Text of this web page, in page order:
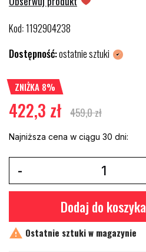
Kod:1192904238
Dostępność:ostatnie sztuki
ZNIŻKA 8%
422,3 zł 459,0 zł
Najniższa cena w ciągu 30 dni:
Dodaj do koszyka
 Ostatnie sztuki w magazynie